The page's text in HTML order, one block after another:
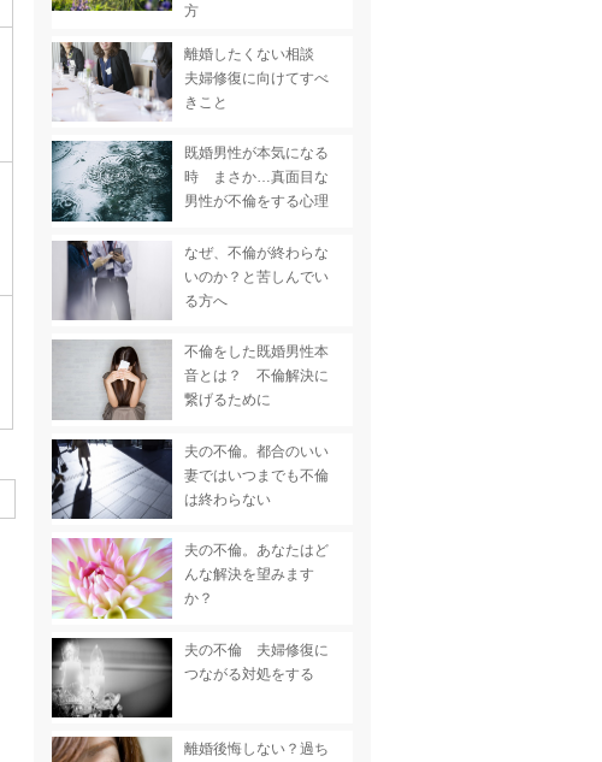
方
離婚したくない相談
夫婦修復に向けてすべ
きこと
既婚男性が本気になる
時 まさか…真面目な
男性が不倫をする心理
なぜ、不倫が終わらな
いのか？と苦しんでい
る方へ
不倫をした既婚男性本
音とは？ 不倫解決に
繋げるために
夫の不倫。都合のいい
妻ではいつまでも不倫
は終わらない
夫の不倫。あなたはど
んな解決を望みます
か？
夫の不倫 夫婦修復に
つながる対処をする
離婚後悔しない？過ち